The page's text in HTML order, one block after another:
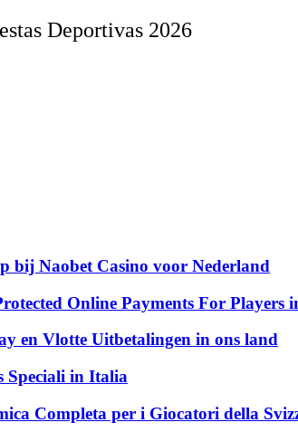
Deportivas 2026
bij Naobet Casino voor Nederland
Online Payments For Players
en Vlotte Uitbetalingen in ons land
Speciali in Italia
Completa per i Giocatori della